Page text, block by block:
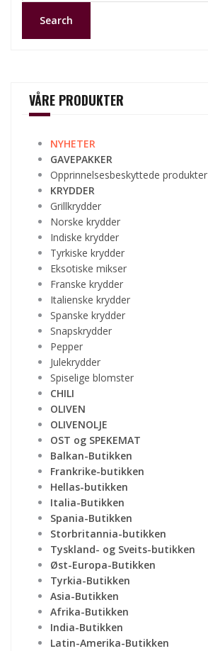
Search
VÅRE PRODUKTER
NYHETER
GAVEPAKKER
Opprinnelsesbeskyttede produkter
KRYDDER
Grillkrydder
Norske krydder
Indiske krydder
Tyrkiske krydder
Eksotiske mikser
Franske krydder
Italienske krydder
Spanske krydder
Snapskrydder
Pepper
Julekrydder
Spiselige blomster
CHILI
OLIVEN
OLIVENOLJE
OST og SPEKEMAT
Balkan-Butikken
Frankrike-butikken
Hellas-butikken
Italia-Butikken
Spania-Butikken
Storbritannia-butikken
Tyskland- og Sveits-butikken
Øst-Europa-Butikken
Tyrkia-Butikken
Asia-Butikken
Afrika-Butikken
India-Butikken
Latin-Amerika-Butikken